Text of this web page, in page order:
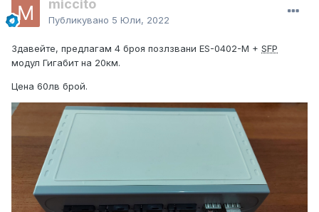
miccito
Публикувано 5 Юли, 2022
Здавейте, предлагам 4 броя позлзвани ES-0402-M + SFP
модул Гигабит на 20км.
Цена 60лв брой.